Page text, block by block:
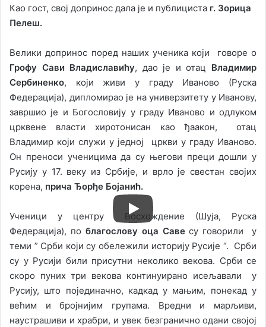
Као гост, свој допринос дала је и публициста г. Зорица
Пелеш.
Велики допринос поред наших ученика који говоре о
Грофу Сави Владиславићу, дао је и отац Владимир
Сербиненко, који живи у граду Иваново (Руска
Федерација), дипломирао је на универзитету у Иванову,
завршио је и Богословиjу у граду Иваново и одлуком
црквене власти хиротонисан као ђаакон, отац
Владимир који служи у jедноj цркви у граду Иваново.
Он преноси ученицима да су његови преци дошли у
Русију у 17. веку из Србије, и врло је свестан својих
корена, прича Ђорђе Бојанић.
Ученици у центру Восхождение (Шуја, Руска
Федерација), по благослову оца Савесу говорили у
теми ” Срби који су обележили историју Русије “. Срби
су у Русиjи били присутни неколико векова. Срби се
скоро пуних три векова континуирано исељавали у
Русију, што појединачно, кадкад у мањим, понекад у
већим и бројнијим групама. Вредни и марљиви,
наустрашиви и храбри, и увек безгранично одани својој